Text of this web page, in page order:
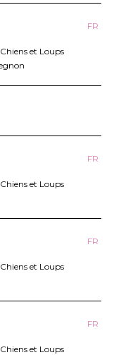
FR
et Loups
FR
et Loups
FR
et Loups
FR
et Loups